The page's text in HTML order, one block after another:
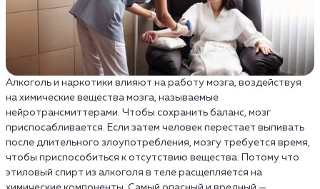
Алкоголь и наркотики влияют на работу мозга, воздействуя
на химические вещества мозга, называемые
нейротрансмиттерами. Чтобы сохранить баланс, мозг
приспосабливается. Если затем человек перестает выпивать
после длительного злоупотребления, мозгу требуется время,
чтобы приспособиться к отсутствию вещества. Потому что
этиловый спирт из алкоголя в теле расщепляется на